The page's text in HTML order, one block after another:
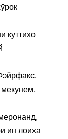
куттихо
ин лоиха